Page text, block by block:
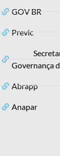
GOV BR
Previc
Governança
Abrapp
Anapar